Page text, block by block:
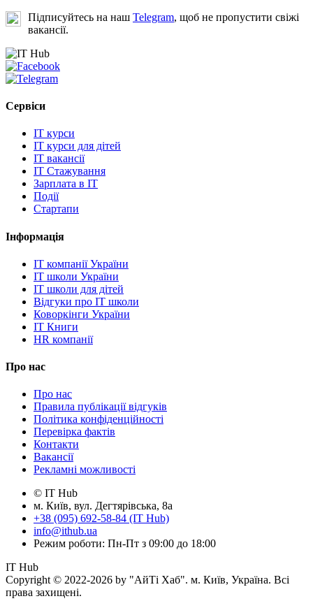
Підписуйтесь на наш Telegram, щоб не пропустити свіжі
вакансії.
Сервіси
IT курси
IT курси для дітей
IT вакансії
IT Стажування
Зарплата в IT
Події
Стартапи
Інформація
IT компанії України
IT школи України
IT школи для дітей
Відгуки про IT школи
Коворкінги України
IT Книги
HR компанії
Про нас
Про нас
Правила публікації відгуків
Політика конфіденційності
Перевірка фактів
Контакти
Вакансії
Рекламні можливості
© IT Hub
м. Київ, вул. Дегтярівська, 8а
+38 (095) 692-58-84 (IT Hub)
info@ithub.ua
Режим роботи: Пн-Пт з 09:00 до 18:00
IT Hub
Copyright © 2022-2026 by "АйТі Хаб". м. Київ, Україна. Всі
права захищені.